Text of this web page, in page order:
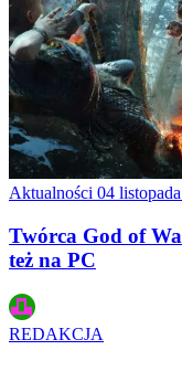
Aktualności 04
Twórca God of
też na PC
REDAKCJA